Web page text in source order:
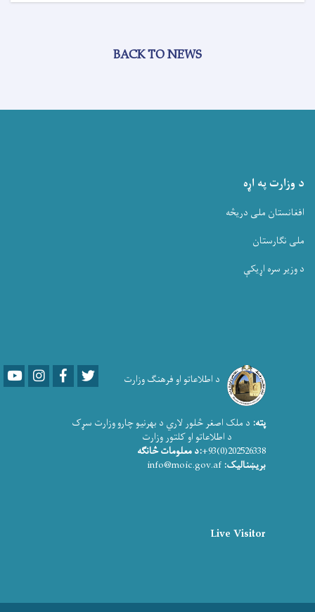
BACK TO NEWS
د وزارت په اړه
افغانستان ملی دریڅه
ملی نگارستان
د وزیر سره اړیکې
د اطلاعاتو او فرهنګ وزارت YoutubeLinkedInFacebook
پته: د ملک اصغر څلور لاري د بهرنیو چارو وزارت سړک
د اطلاعاتو او کلتور وزارت
202526338(0)93+
:د معلومات څانګه
بریښنالیک: info@moic.gov.af
Live Visitor